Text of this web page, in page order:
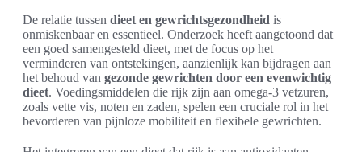
De relatie tussen dieet en gewrichtsgezondheid is
onmiskenbaar en essentieel. Onderzoek heeft aangetoond dat
een goed samengesteld dieet, met de focus op het
verminderen van ontstekingen, aanzienlijk kan bijdragen aan
het behoud van gezonde gewrichten door een evenwichtig
dieet. Voedingsmiddelen die rijk zijn aan omega-3 vetzuren,
zoals vette vis, noten en zaden, spelen een cruciale rol in het
bevorderen van pijnloze mobiliteit en flexibele gewrichten.